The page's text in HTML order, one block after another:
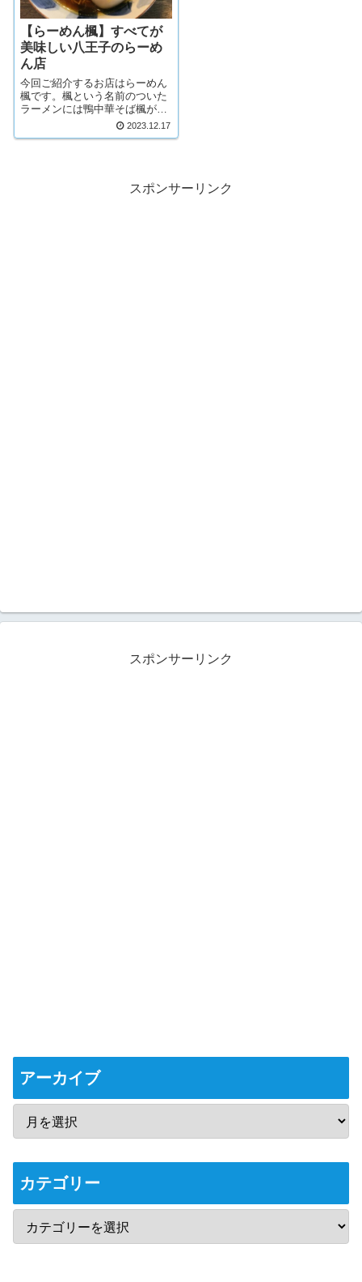
【らーめん楓】すべてが
美味しい八王子のらーめ
ん店
今回ご紹介するお店はらーめん
楓です。楓という名前のついた
ラーメンには鴨中華そば楓があ
ります。２つのお店とも同じ楓
グループのお店として経営され
2023.12.17
スポンサーリンク
スポンサーリンク
アーカイブ
カテゴリー